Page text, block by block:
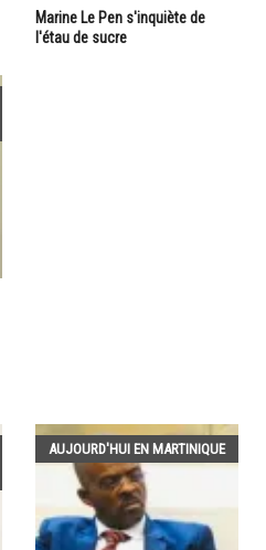
Marine Le Pen s'inquiète de
l'étau de sucre
AUJOURD'HUI EN MARTINIQUE